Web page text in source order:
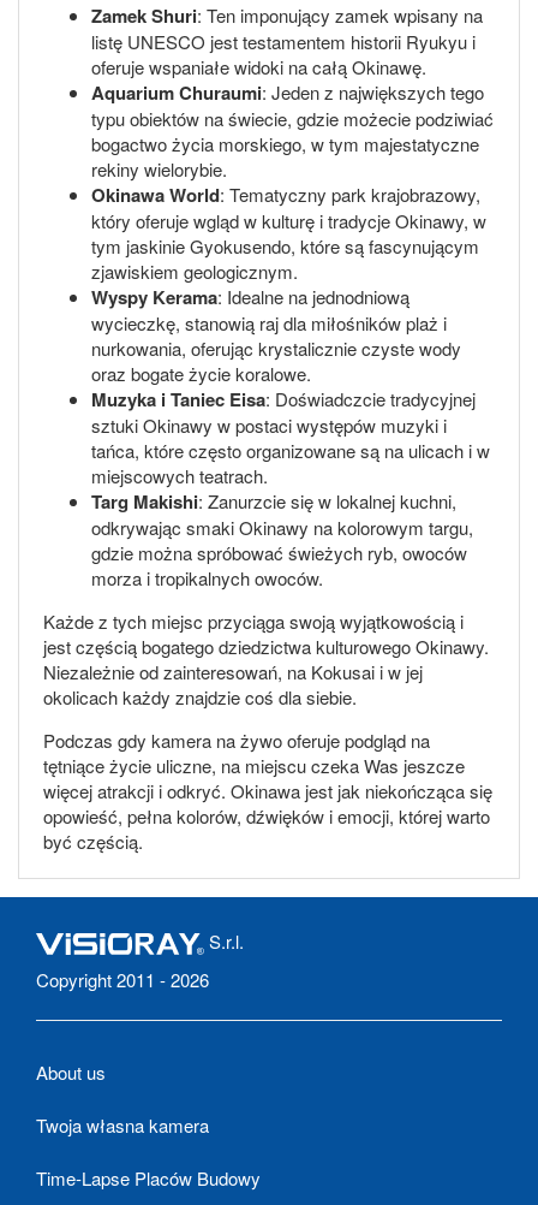
Zamek Shuri: Ten imponujący zamek wpisany na
listę UNESCO jest testamentem historii Ryukyu i
oferuje wspaniałe widoki na całą Okinawę.
Aquarium Churaumi: Jeden z największych tego
typu obiektów na świecie, gdzie możecie podziwiać
bogactwo życia morskiego, w tym majestatyczne
rekiny wielorybie.
Okinawa World: Tematyczny park krajobrazowy,
który oferuje wgląd w kulturę i tradycje Okinawy, w
tym jaskinie Gyokusendo, które są fascynującym
zjawiskiem geologicznym.
Wyspy Kerama: Idealne na jednodniową
wycieczkę, stanowią raj dla miłośników plaż i
nurkowania, oferując krystalicznie czyste wody
oraz bogate życie koralowe.
Muzyka i Taniec Eisa: Doświadczcie tradycyjnej
sztuki Okinawy w postaci występów muzyki i
tańca, które często organizowane są na ulicach i w
miejscowych teatrach.
Targ Makishi: Zanurzcie się w lokalnej kuchni,
odkrywając smaki Okinawy na kolorowym targu,
gdzie można spróbować świeżych ryb, owoców
morza i tropikalnych owoców.
Każde z tych miejsc przyciąga swoją wyjątkowością i
jest częścią bogatego dziedzictwa kulturowego Okinawy.
Niezależnie od zainteresowań, na Kokusai i w jej
okolicach każdy znajdzie coś dla siebie.
Podczas gdy kamera na żywo oferuje podgląd na
tętniące życie uliczne, na miejscu czeka Was jeszcze
więcej atrakcji i odkryć. Okinawa jest jak niekończąca się
opowieść, pełna kolorów, dźwięków i emocji, której warto
być częścią.
S.r.l.
Copyright 2011 - 2026
About us
Twoja własna kamera
Time-Lapse Placów Budowy